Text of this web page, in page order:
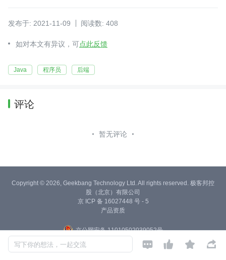
发布于: 2021-11-09 阅读数: 408
如对本文有异议，可点此反馈
Java 程序员 后端
评论
暂无评论
写下你的想法，一起交流    
Copyright © 2026, Geekbang Technology Ltd. All rights reserved. 极客邦控
股（北京）有限公司
京 ICP 备 16027448 号 - 5
产品资质
京公网安备 11010502039052号